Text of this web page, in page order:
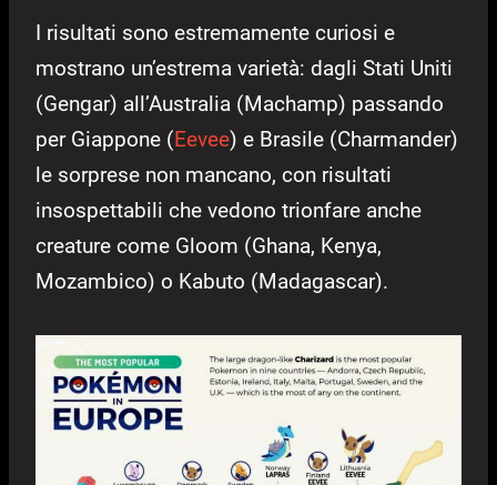
I risultati sono estremamente curiosi e
mostrano un’estrema varietà: dagli Stati Uniti
(Gengar) all’Australia (Machamp) passando
per Giappone (Eevee) e Brasile (Charmander)
le sorprese non mancano, con risultati
insospettabili che vedono trionfare anche
creature come Gloom (Ghana, Kenya,
Mozambico) o Kabuto (Madagascar).